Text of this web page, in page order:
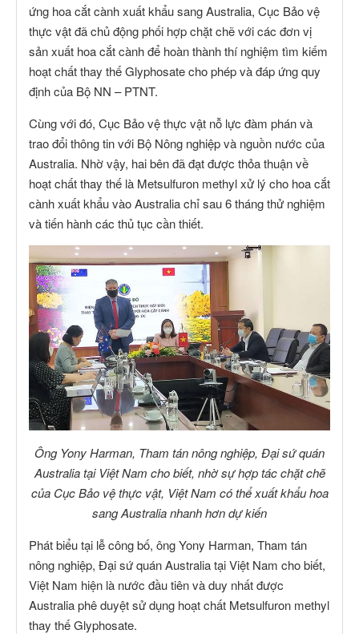
ứng hoa cắt cành xuất khẩu sang Australia, Cục Bảo vệ
thực vật đã chủ động phối hợp chặt chẽ với các đơn vị
sản xuất hoa cắt cành để hoàn thành thí nghiệm tìm kiếm
hoạt chất thay thế Glyphosate cho phép và đáp ứng quy
định của Bộ NN – PTNT.
Cùng với đó, Cục Bảo vệ thực vật nỗ lực đàm phán và
trao đổi thông tin với Bộ Nông nghiệp và nguồn nước của
Australia. Nhờ vậy, hai bên đã đạt được thỏa thuận về
hoạt chất thay thế là Metsulfuron methyl xử lý cho hoa cắt
cành xuất khẩu vào Australia chỉ sau 6 tháng thử nghiệm
và tiến hành các thủ tục cần thiết.
Ông Yony Harman, Tham tán nông nghiệp, Đại sứ quán
Australia tại Việt Nam cho biết, nhờ sự hợp tác chặt chẽ
của Cục Bảo vệ thực vật, Việt Nam có thể xuất khẩu hoa
sang Australia nhanh hơn dự kiến
Phát biểu tại lễ công bố, ông Yony Harman, Tham tán
nông nghiệp, Đại sứ quán Australia tại Việt Nam cho biết,
Việt Nam hiện là nước đầu tiên và duy nhất được
Australia phê duyệt sử dụng hoạt chất Metsulfuron methyl
thay thế Glyphosate.